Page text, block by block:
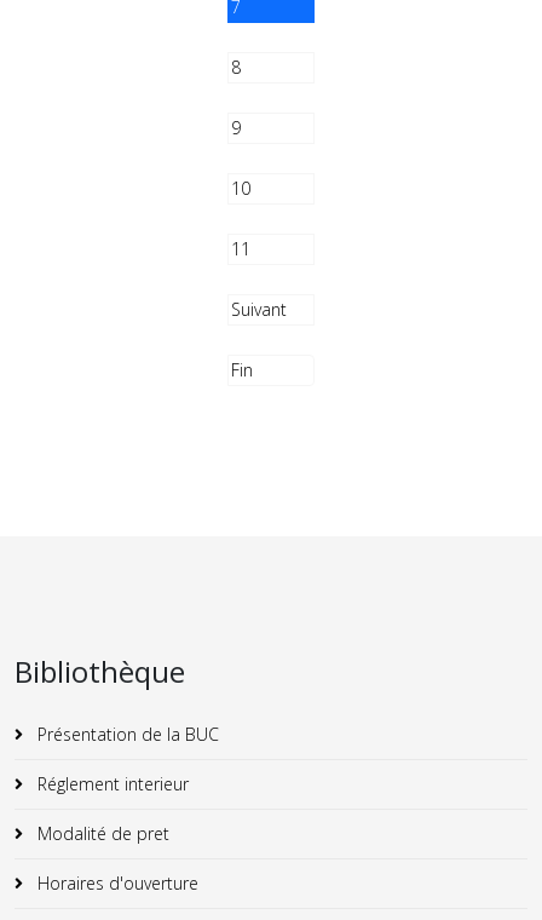
7
8
9
10
11
Suivant
Fin
Bibliothèque
Présentation de la BUC
Réglement interieur
Modalité de pret
Horaires d'ouverture